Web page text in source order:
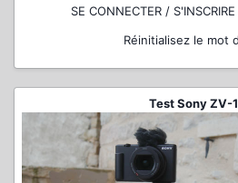
SE CONNECTER /
Réinitialisez le mot
Test Sony ZV-